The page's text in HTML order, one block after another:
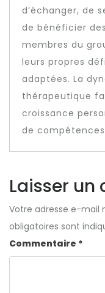
d’échanger, de
de bénéficier
membres du
leurs propres
adaptées. La
thérapeutique
croissance
de
Laisser
Votre adresse e-mail
obligatoires sont
Commentaire *